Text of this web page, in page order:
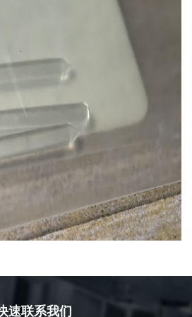
速联系我们